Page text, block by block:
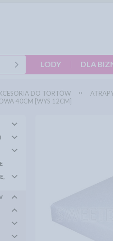
LODY DLA
DO TORTÓW
40CM [WYS 12CM]